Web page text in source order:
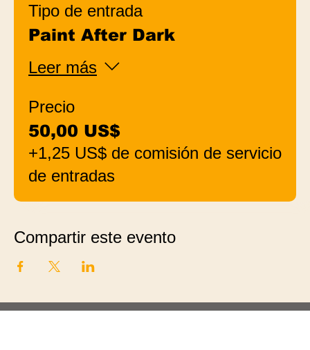
Tipo de entrada
Paint After Dark
Leer más
Precio
50,00 US$
+1,25 US$ de comisión de servicio
de entradas
Compartir este evento